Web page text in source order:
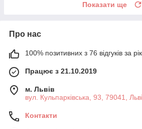
Показати ще
Про нас
100% позитивних з 76 відгуків за рік
Працює з 21.10.2019
м. Львів
вул. Кульпарківська, 93, 79041,
Контакти